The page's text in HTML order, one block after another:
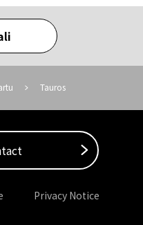
Tauros
Privacy Notice